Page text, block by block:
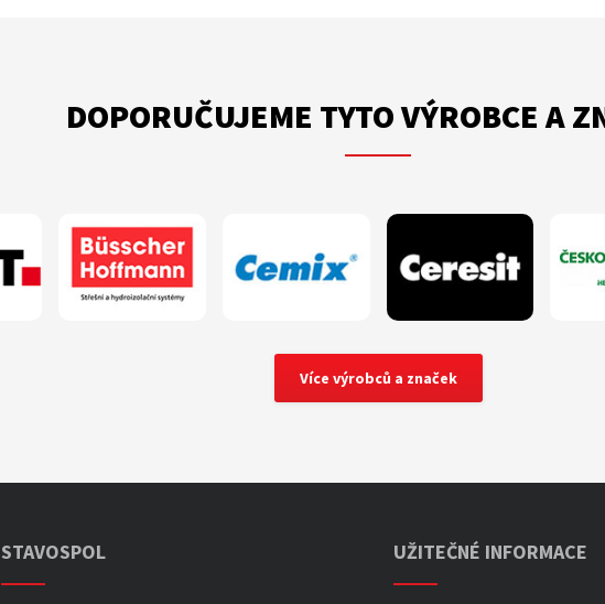
DOPORUČUJEME TYTO VÝROBCE A
Více výrobců a značek
STAVOSPOL UŽITEČNÉ INFORMACE